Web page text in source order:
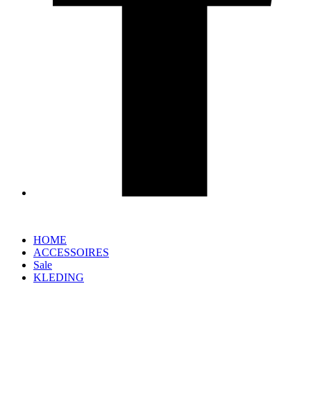
HOME
ACCESSOIRES
Sale
KLEDING